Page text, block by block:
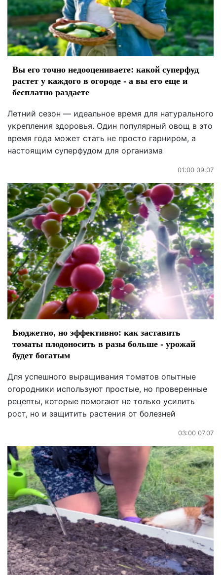
Вы его точно недооцениваете: какой суперфуд
растет у каждого в огороде - а вы его еще и
бесплатно раздаете
Летний сезон — идеальное время для натурального
укрепления здоровья. Один популярный овощ в это
время года может стать не просто гарниром, а
настоящим суперфудом для организма
01:00 09.07
Бюджетно, но эффективно: как заставить
томаты плодоносить в разы больше - урожай
будет богатым
Для успешного выращивания томатов опытные
огородники используют простые, но проверенные
рецепты, которые помогают не только усилить
рост, но и защитить растения от болезней
03:00 07.07